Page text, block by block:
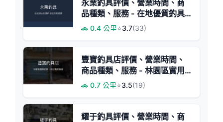
永業釣具評價、營業時間、商
品種類、服務 - 在地優質釣具
🚗 0.4 公里⭐3.7(33)
豐寶釣具店評價、營業時間、
商品種類、服務 - 林園區實用
釣具選擇
🚗 0.7 公里⭐3.5(19)
耀于釣具評價、營業時間、商